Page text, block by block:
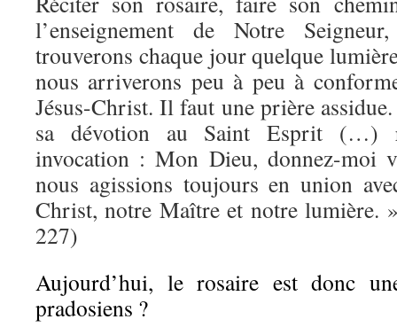
l’enseignement de Notre
trouverons chaque jour quelque
nous arriverons peu à peu à
Jésus-Christ. Il faut une prière
sa dévotion au Saint Esprit (…)
invocation : Mon Dieu, donnez-moi
nous agissions toujours en union
Christ, notre Maître et notre lumière.
227)
Aujourd’hui, le rosaire est donc
pradosiens ?